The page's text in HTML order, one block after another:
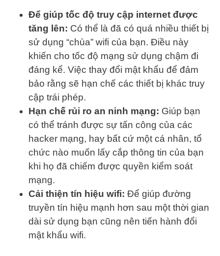
Để giúp tốc độ truy cập internet được
tăng lên: Có thể là đã có quá nhiều thiết bị
sử dụng “chùa” wifi của bạn. Điều này
khiến cho tốc độ mạng sử dụng chậm đi
đáng kể. Việc thay đổi mật khẩu để đảm
bảo rằng sẽ hạn chế các thiết bị khác truy
cập trái phép.
Hạn chế rủi ro an ninh mạng: Giúp bạn
có thể tránh được sự tấn công của các
hacker mạng, hay bất cứ một cá nhân, tổ
chức nào muốn lấy cắp thông tin của bạn
khi họ đã chiếm được quyền kiểm soát
mạng.
Cải thiện tín hiệu wifi: Để giúp đường
truyền tín hiệu mạnh hơn sau một thời gian
dài sử dụng bạn cũng nên tiến hành đổi
mật khẩu wifi.